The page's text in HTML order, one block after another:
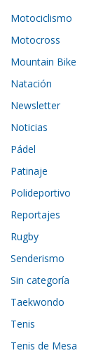
Motociclismo
Motocross
Mountain Bike
Natación
Newsletter
Noticias
Pádel
Patinaje
Polideportivo
Reportajes
Rugby
Senderismo
Sin categoría
Taekwondo
Tenis
Tenis de Mesa